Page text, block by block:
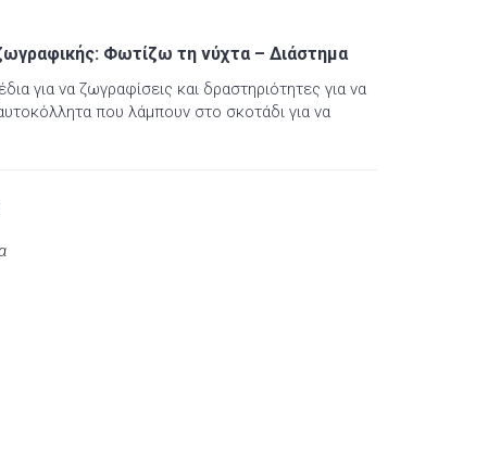
Φωτίζω τη νύχτα – Διάστημα
για να ζωγραφίσεις και δραστηριότητες για να
που λάμπουν στο σκοτάδι για να